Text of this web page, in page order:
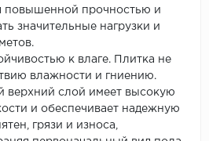
повышенной прочностью и
значительные нагрузки и
к влаге. Плитка не
влажности и гниению.
верхний слой имеет высокую
и обеспечивает надежную
грязи и износа,